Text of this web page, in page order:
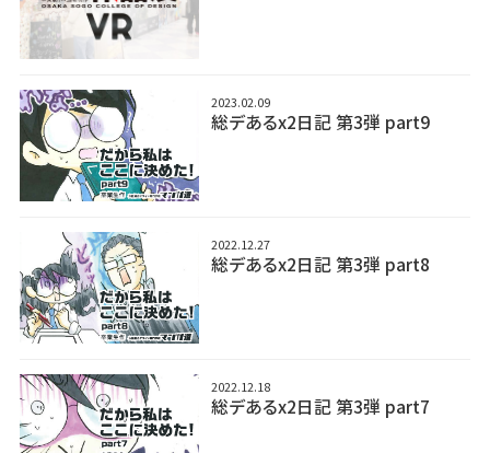
2023.02.09
総デあるx2日記 第3弾 part9
2022.12.27
総デあるx2日記 第3弾 part8
2022.12.18
総デあるx2日記 第3弾 part7